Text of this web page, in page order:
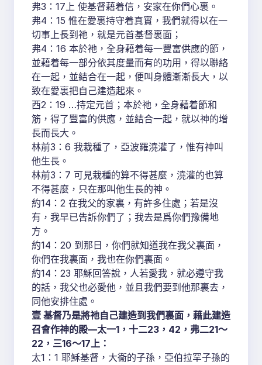
弗3：17上 使基督藉着信，安家在你們心裏。
弗4：15 惟在愛裏持守着真實，我們就得以在一
切事上長到祂，就是元首基督裏面；
弗4：16 本於祂，全身藉着每一豐富供應的節，
並藉着每一部分依其度量而有的功用，得以聯絡
在一起，並結合在一起，便叫身體漸漸長大，以
致在愛裏把自己建造起來。
西2：19 …持定元首；本於祂，全身藉着節和
筋，得了豐富的供應，並結合一起，就以神的增
長而長大。
林前3：6 我栽種了，亞波羅澆灌了，惟有神叫
他生長。
林前3：7 可見栽種的算不得甚麼，澆灌的也算
不得甚麼，只在那叫他生長的神。
約14：2 在我父的家裏，有許多住處；若是沒
有，我早已告訴你們了；我去是爲你們豫備地
方。
約14：20 到那日，你們就知道我在我父裏面，
你們在我裏面，我也在你們裏面。
約14：23 耶穌回答說，人若愛我，就必遵守我
的話，我父也必愛他，並且我們要到他那裏去，
同他安排住處。
壹 基督乃是將祂自己建造到我們裏面，藉此建造
召會作神的殿—太一1，十二23，42，弗二21～
22，三16～17上：
太1：1 耶穌基督，大衞的子孫，亞伯拉罕子孫的